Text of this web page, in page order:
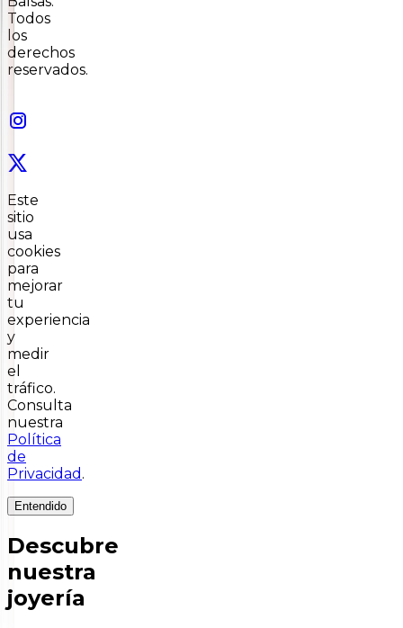
Todos
los
derechos
reservados.
Este
sitio
usa
cookies
para
mejorar
tu
experiencia
y
medir
el
tráfico.
Consulta
nuestra
Política
de
Privacidad .
Entendido
Descubre
nuestra
joyería